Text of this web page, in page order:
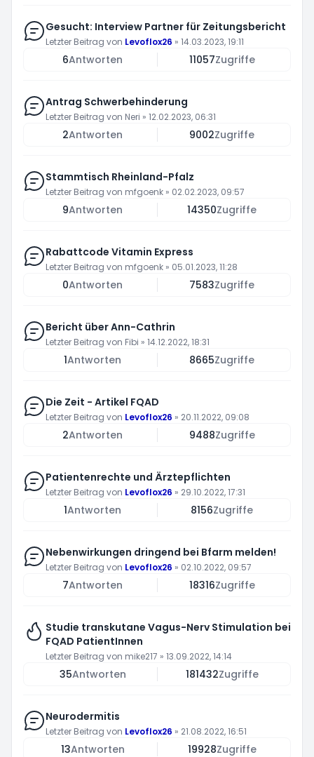
Gesucht: Interview Partner für Zeitungsbericht
Letzter Beitrag von Levoflox26 » 14.03.2023, 19:11
6Antworten 11057Zugriffe
Antrag Schwerbehinderung
Letzter Beitrag von Neri » 12.02.2023, 06:31
2Antworten 9002Zugriffe
Stammtisch Rheinland-Pfalz
Letzter Beitrag von mfgoenk » 02.02.2023, 09:57
9Antworten 14350Zugriffe
Rabattcode Vitamin Express
Letzter Beitrag von mfgoenk » 05.01.2023, 11:28
0Antworten 7583Zugriffe
Bericht über Ann-Cathrin
Letzter Beitrag von Fibi » 14.12.2022, 18:31
1Antworten 8665Zugriffe
Die Zeit - Artikel FQAD
Letzter Beitrag von Levoflox26 » 20.11.2022, 09:08
2Antworten 9488Zugriffe
Patientenrechte und Ärztepflichten
Letzter Beitrag von Levoflox26 » 29.10.2022, 17:31
1Antworten 8156Zugriffe
Nebenwirkungen dringend bei Bfarm melden!
Letzter Beitrag von Levoflox26 » 02.10.2022, 09:57
7Antworten 18316Zugriffe
Studie transkutane Vagus-Nerv Stimulation bei
FQAD PatientInnen
Letzter Beitrag von mike217 » 13.09.2022, 14:14
35Antworten 181432Zugriffe
Neurodermitis
Letzter Beitrag von Levoflox26 » 21.08.2022, 16:51
13Antworten 19928Zugriffe